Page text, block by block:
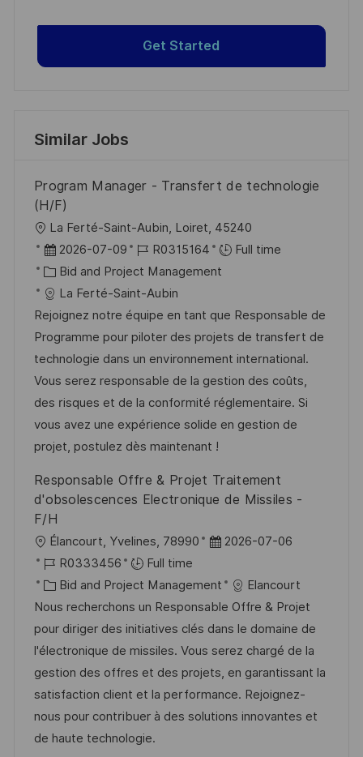
Get Started
Similar Jobs
Program Manager - Transfert de technologie
(H/F)
L
o
c
a
t
i
o
n
La Ferté-Saint-Aubin, Loiret, 45240
P
o
s
t
e
d
D
a
t
e
2026-07-09
J
o
b
I
d
R0315164
Full time
C
a
t
e
g
o
r
y
Bid and Project Management
La Ferté-Saint-Aubin
Rejoignez notre équipe en tant que Responsable de
Programme pour piloter des projets de transfert de
technologie dans un environnement international.
Vous serez responsable de la gestion des coûts,
des risques et de la conformité réglementaire. Si
vous avez une expérience solide en gestion de
projet, postulez dès maintenant !
Responsable Offre & Projet Traitement
d'obsolescences Electronique de Missiles -
F/H
L
o
c
a
t
i
o
n
Élancourt, Yvelines, 78990
P
s
t
e
d
D
a
t
2026-07-06
J
o
b
I
d
R0333456
Full time
C
a
t
e
g
o
r
y
Bid and Project Management
Elancourt
Nous recherchons un Responsable Offre & Projet
pour diriger des initiatives clés dans le domaine de
l'électronique de missiles. Vous serez chargé de la
gestion des offres et des projets, en garantissant la
satisfaction client et la performance. Rejoignez-
nous pour contribuer à des solutions innovantes et
de haute technologie.